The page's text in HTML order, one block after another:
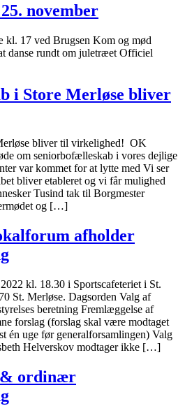
november
kl. 17 ved Brugsen Kom og mød
danse rundt om juletræet Officiel
i Store Merløse bliver
bliver til virkelighed! OK
om seniorbofælleskab i vores dejlige
var kommet for at lytte med Vi ser
bliver etableret og vi får mulighed
Tusind tak til Borgmester
og […]
afholder
kl. 18.30 i Sportscafeteriet i St.
St. Merløse. Dagsorden Valg af
beretning Fremlæggelse af
forslag (forslag skal være modtaget
én uge før generalforsamlingen) Valg
Helverskov modtager ikke […]
ordinær